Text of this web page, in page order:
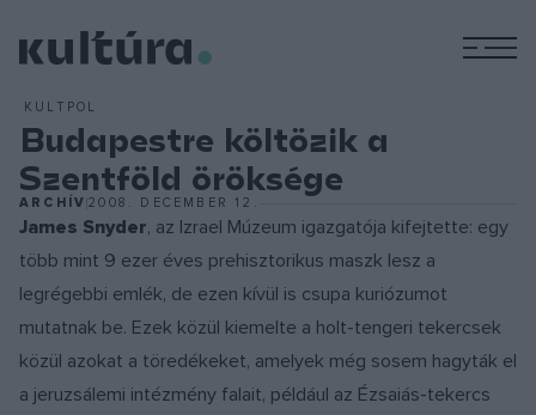
KULTPOL
Budapestre költözik a
Szentföld öröksége
ARCHÍV2008. DECEMBER 12.
James Snyder, az Izrael Múzeum igazgatója kifejtette: egy
több mint 9 ezer éves prehisztorikus maszk lesz a
legrégebbi emlék, de ezen kívül is csupa kuriózumot
mutatnak be. Ezek közül kiemelte a holt-tengeri tekercsek
közül azokat a töredékeket, amelyek még sosem hagyták el
a jeruzsálemi intézmény falait, például az Ézsaiás-tekercs